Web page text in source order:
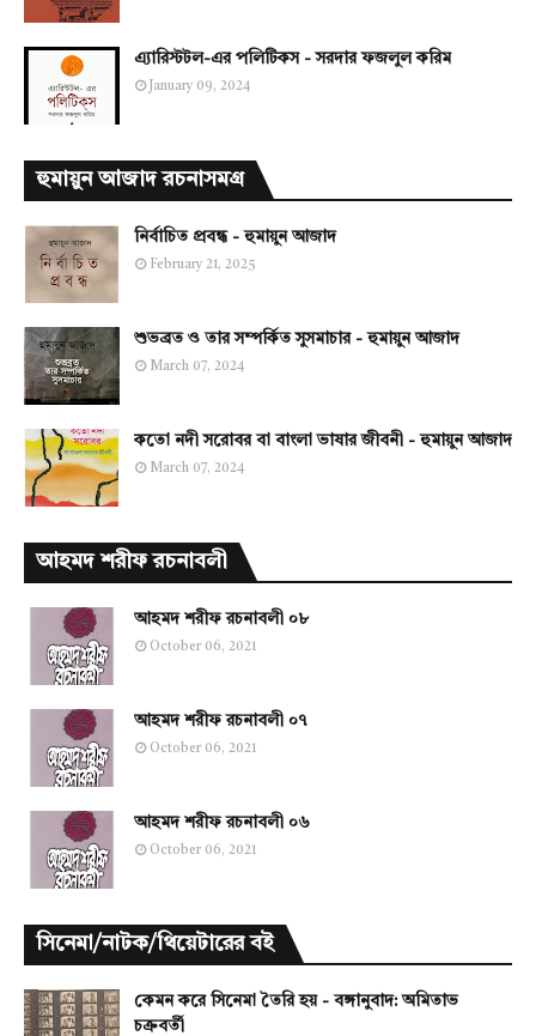
এ্যারিস্টটল-এর পলিটিকস - সরদার ফজলুল করিম
January 09, 2024
হুমায়ুন আজাদ রচনাসমগ্র
নির্বাচিত প্রবন্ধ - হুমায়ুন আজাদ
February 21, 2025
শুভব্রত ও তার সম্পর্কিত সুসমাচার - হুমায়ুন আজাদ
March 07, 2024
কতো নদী সরোবর বা বাংলা ভাষার জীবনী - হুমায়ুন আজাদ
March 07, 2024
আহমদ শরীফ রচনাবলী
আহমদ শরীফ রচনাবলী ০৮
October 06, 2021
আহমদ শরীফ রচনাবলী ০৭
October 06, 2021
আহমদ শরীফ রচনাবলী ০৬
October 06, 2021
সিনেমা/নাটক/থিয়েটারের বই
কেমন করে সিনেমা তৈরি হয় - বঙ্গানুবাদ: অমিতাভ
চক্রবর্তী